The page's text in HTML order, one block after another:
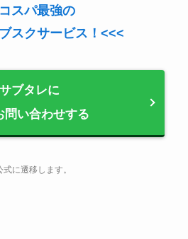
スパ最強の
スクサービス！<<<
サブタレに
問い合わせする
に遷移します。